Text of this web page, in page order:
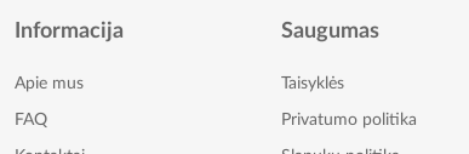
Informacija
Apie mus
FAQ
Saugumas
Taisyklės
Privatumo politika